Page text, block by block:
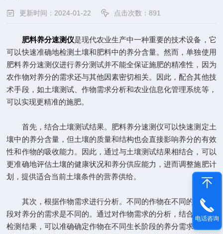
更新时间：2024-01-22 点击次数：891
肥料养分速测仪是现代农业生产中一种重要的技术设备，它
可以快速准确地检测土壤和肥料中的养分含量。然而，单独使用
肥料养分速测仪进行养分测试并不能全保证施肥的精准性，因为
农作物对养分的需求还与其他因素密切相关。因此，配合其他技
术手段，如土壤测试、作物需求分析和农业信息化管理系统等，
可以实现更精准的施肥。
首先，结合土壤测试结果。肥料养分速测仪可以快速测定土
壤中的养分含量，但土壤的质量和结构也会直接影响养分的有效
性和作物的吸收能力。因此，通过与土壤测试结果相结合，可以
更准确地评估土壤的健康状况和养分供应能力，进而调整施肥计
划，提供适合当前土壤条件的营养供给。
其次，根据作物需求进行分析。不同的作物在不同的生长阶
段对养分的需求是不同的。通过对作物需求的分析，结合仪器的
检测结果，可以准确确定作物在不同生长阶段的养分需求情况。
电话咨询